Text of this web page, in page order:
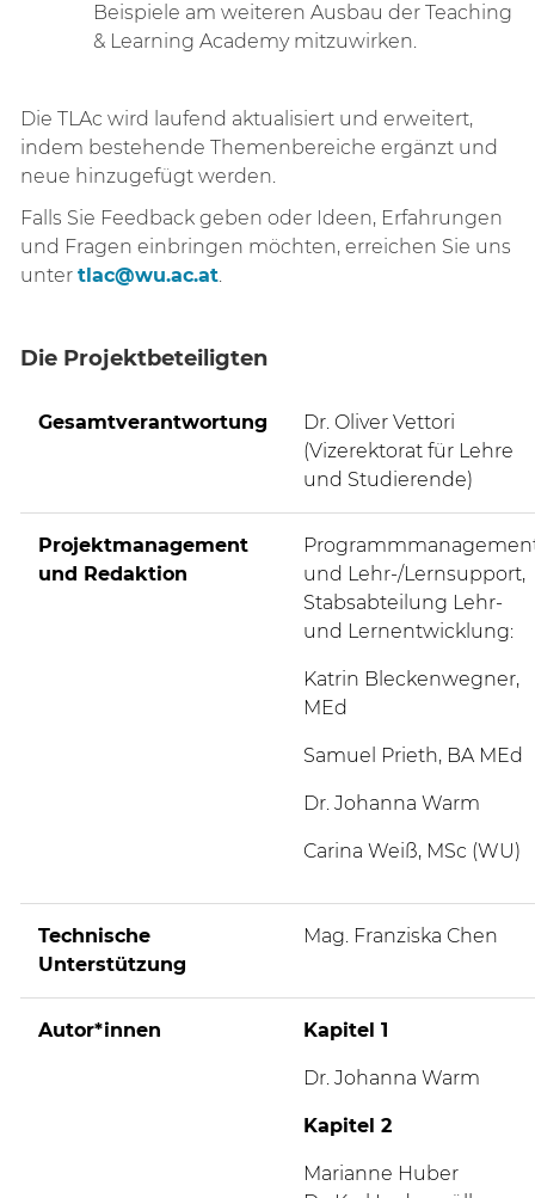
Beispiele am weiteren Ausbau der Teaching
& Learning Academy mitzuwirken.
Die TLAc wird laufend aktualisiert und erweitert,
indem bestehende Themenbereiche ergänzt und
neue hinzugefügt werden.
Falls Sie Feedback geben oder Ideen, Erfahrungen
und Fragen einbringen möchten, erreichen Sie uns
unter tlac@wu.ac.at.
Die Projektbeteiligten
Gesamtverantwortung
Dr. Oliver Vettori
(Vizerektorat für Lehre
und Studierende)
Projektmanagement
und Redaktion
und Lehr-/Lernsupport,
Stabsabteilung Lehr-
und Lernentwicklung:
Katrin Bleckenwegner,
MEd
Samuel Prieth, BA MEd
Dr. Johanna Warm
Carina Weiß, MSc (WU)
Technische
Unterstützung
Mag. Franziska Chen
Autor*innen Kapitel 1
Dr. Johanna Warm
Kapitel 2
Marianne Huber